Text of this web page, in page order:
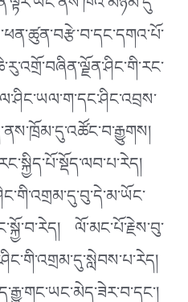
ལོ་མང་པོ་རྗེས་བུ་